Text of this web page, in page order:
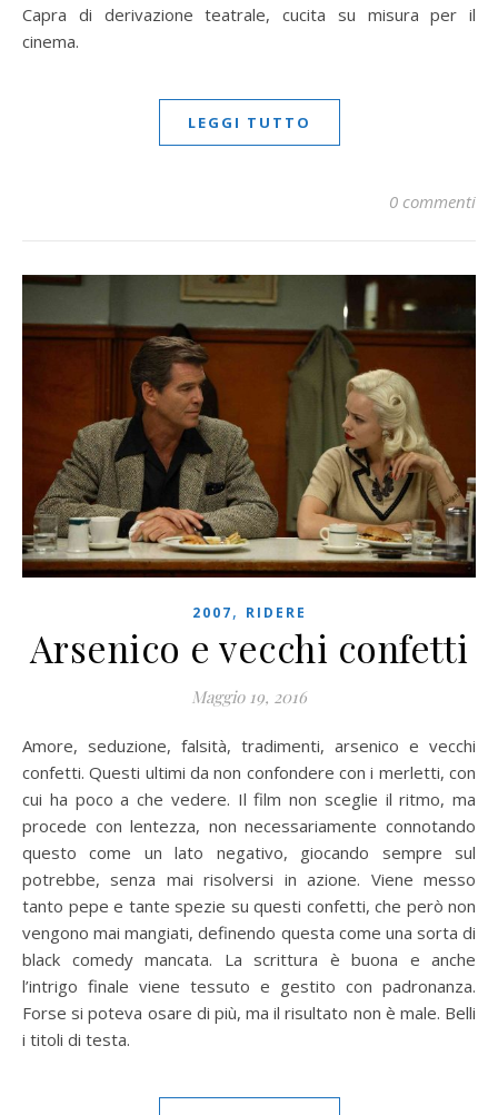
Capra di derivazione teatrale, cucita su misura per il
cinema.
LEGGI TUTTO
0 commenti
2007, RIDERE
Arsenico e vecchi confetti
Maggio 19, 2016
Amore, seduzione, falsità, tradimenti, arsenico e vecchi
confetti. Questi ultimi da non confondere con i merletti, con
cui ha poco a che vedere. Il film non sceglie il ritmo, ma
procede con lentezza, non necessariamente connotando
questo come un lato negativo, giocando sempre sul
potrebbe, senza mai risolversi in azione. Viene messo
tanto pepe e tante spezie su questi confetti, che però non
vengono mai mangiati, definendo questa come una sorta di
black comedy mancata. La scrittura è buona e anche
l’intrigo finale viene tessuto e gestito con padronanza.
Forse si poteva osare di più, ma il risultato non è male. Belli
i titoli di testa.